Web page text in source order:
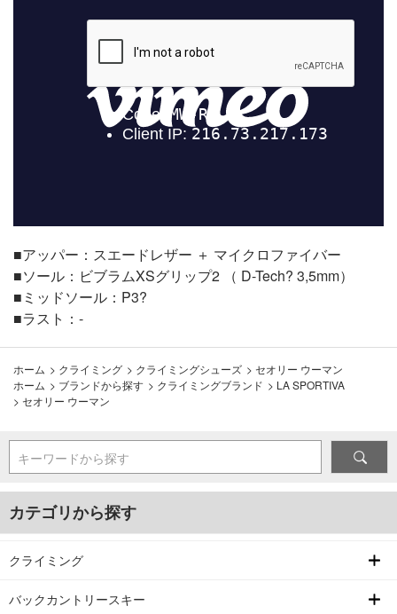
■アッパー：スエードレザー ＋ マイクロファイバー
■ソール：ビブラムXSグリップ2 （ D-Tech? 3,5mm）
■ミッドソール：P3?
■ラスト：-
ホーム > クライミング > クライミングシューズ > セオリー ウーマン
ホーム > ブランドから探す > クライミングブランド > LA SPORTIVA
> セオリー ウーマン
キーワードから探す
カテゴリから探す
クライミング
バックカントリースキー